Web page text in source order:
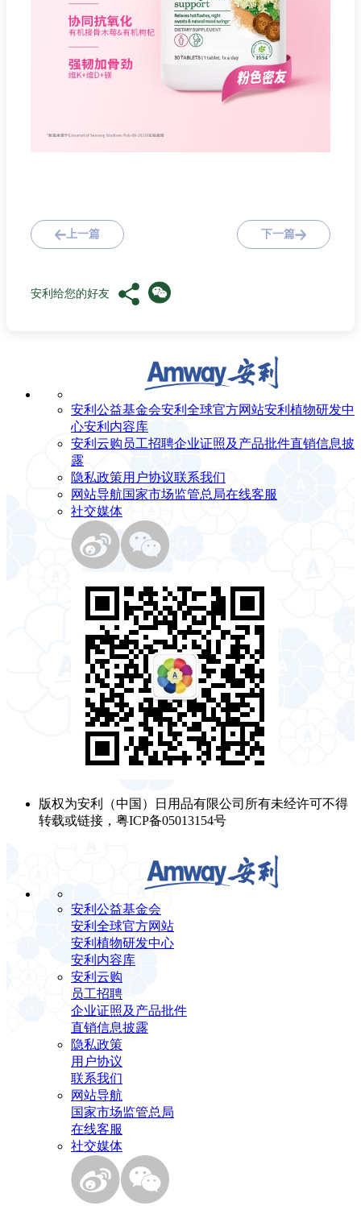
上一篇 下一篇
安利给您的好友
安利公益基金会安利全球官方网站安利植物研发中
心安利内容库
安利云购 员工招聘企业证照及产品批件直销信息披
露
隐私政策用户协议联系我们
网站导航国家市场监管总局在线客服
社交媒体
版权为安利（中国）日用品有限公司所有未经许可不得
转载或链接，粤ICP备05013154号
安利公益基金会
安利全球官方网站
安利植物研发中心
安利内容库
安利云购
员工招聘
企业证照及产品批件
直销信息披露
隐私政策
用户协议
联系我们
网站导航
国家市场监管总局
在线客服
社交媒体